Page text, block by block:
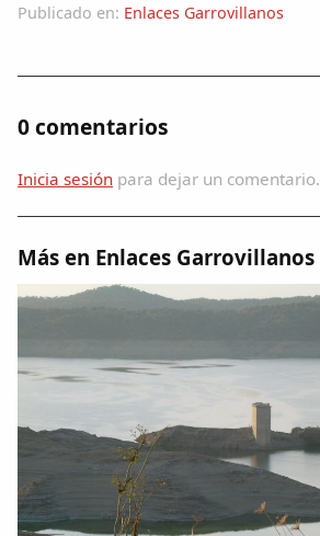
Publicado en: Enlaces Garrovillanos
0 comentarios
Inicia sesión para dejar un comentario.
Más en Enlaces Garrovillanos